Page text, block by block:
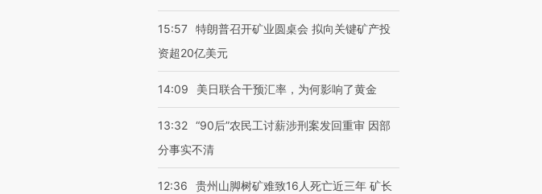
15:57 特朗普召开矿业圆桌会 拟向关键矿产投
资超20亿美元
14:09 美日联合干预汇率，为何影响了黄金
13:32 “90后”农民工讨薪涉刑案发回重审 因部
分事实不清
12:36
贵州山脚树矿难致16人死亡近三年 矿长